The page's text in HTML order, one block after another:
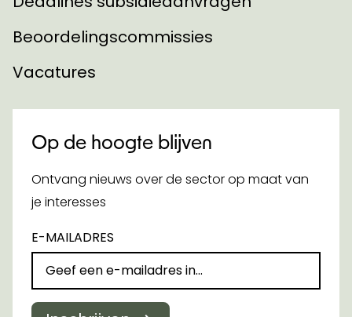
Beoordelingscommissies
Vacatures
Op de hoogte blijven
Ontvang nieuws over de sector op maat van
je interesses
E-MAILADRES